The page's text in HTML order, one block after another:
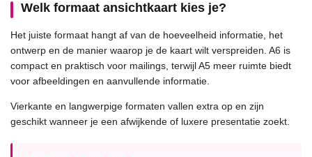
Welk formaat ansichtkaart kies je?
Het juiste formaat hangt af van de hoeveelheid informatie, het
ontwerp en de manier waarop je de kaart wilt verspreiden. A6 is
compact en praktisch voor mailings, terwijl A5 meer ruimte biedt
voor afbeeldingen en aanvullende informatie.
Vierkante en langwerpige formaten vallen extra op en zijn
geschikt wanneer je een afwijkende of luxere presentatie zoekt.